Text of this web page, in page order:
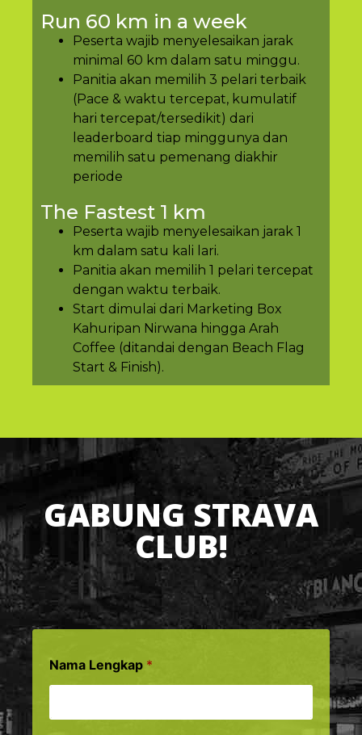
Run 60 km in a week
Peserta wajib menyelesaikan jarak
minimal 60 km dalam satu minggu.
Panitia akan memilih 3 pelari terbaik
(Pace & waktu tercepat, kumulatif
hari tercepat/tersedikit) dari
leaderboard tiap minggunya dan
memilih satu pemenang diakhir
periode
The Fastest 1 km
Peserta wajib menyelesaikan jarak 1
km dalam satu kali lari.
Panitia akan memilih 1 pelari tercepat
dengan waktu terbaik.
Start dimulai dari Marketing Box
Kahuripan Nirwana hingga Arah
Coffee (ditandai dengan Beach Flag
Start & Finish).
GABUNG STRAVA
CLUB!
Nama Lengkap *